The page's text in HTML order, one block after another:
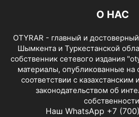
О НАС
OTYRAR - главный и
Шымкента и Туркестанской
собственник сетевого издания
материалы, опубликованные
соответствии с
законодательством об
Наш WhatsApp +7